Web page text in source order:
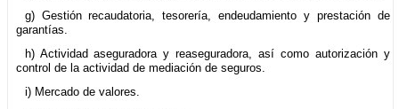
g) Gestión recaudatoria, tesorería, endeudamiento y prestación de
garantías.
h) Actividad aseguradora y reaseguradora, así como autorización y
control de la actividad de mediación de seguros.
i) Mercado de valores.